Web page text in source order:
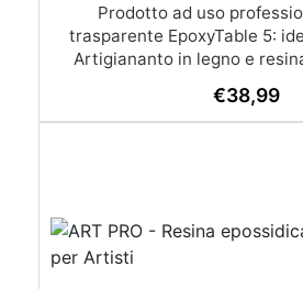
Prodotto ad uso
trasparente EpoxyTable 5:
Artigiananto in legno e
perfetta per colate di alto
Applicazioni Principali:
monete, pietre, ecc) Colate
spessore dentro stampi e
Caratteristiche principali:
€38,99